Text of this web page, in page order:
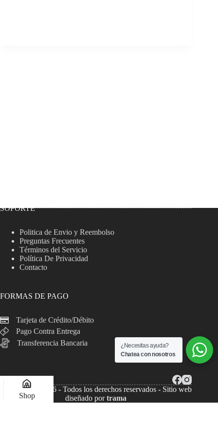
SOPORTE
Politica de Envio y Reembolso
Preguntas Frecuentes
Términos del Servicio
Política De Privacidad
Contacto
FORMAS DE PAGO
Tarjeta de Crédito/Débito
Pago Contra Entrega
Transferencia Bancaria
Copyright © 2026 - Todos los derechos reservados - Sitio web
diseñado portrama
¿Necesitas ayuda?
Chatea con nosotros
Shop